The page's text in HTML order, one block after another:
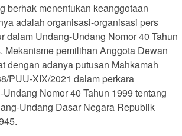
berhak menentukan keanggotaan
adalah organisasi-organisasi pers
dalam Undang-Undang Nomor 40 Tahun
Mekanisme pemilihan Anggota Dewan
dengan adanya putusan Mahkamah
PUU-XIX/2021 dalam perkara
Nomor 40 Tahun 1999 tentang
Undang Dasar Negara Republik